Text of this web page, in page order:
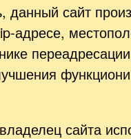
данный сайт
ip-адресе,
сайта